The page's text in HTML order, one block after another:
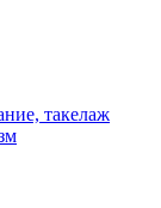
такелаж